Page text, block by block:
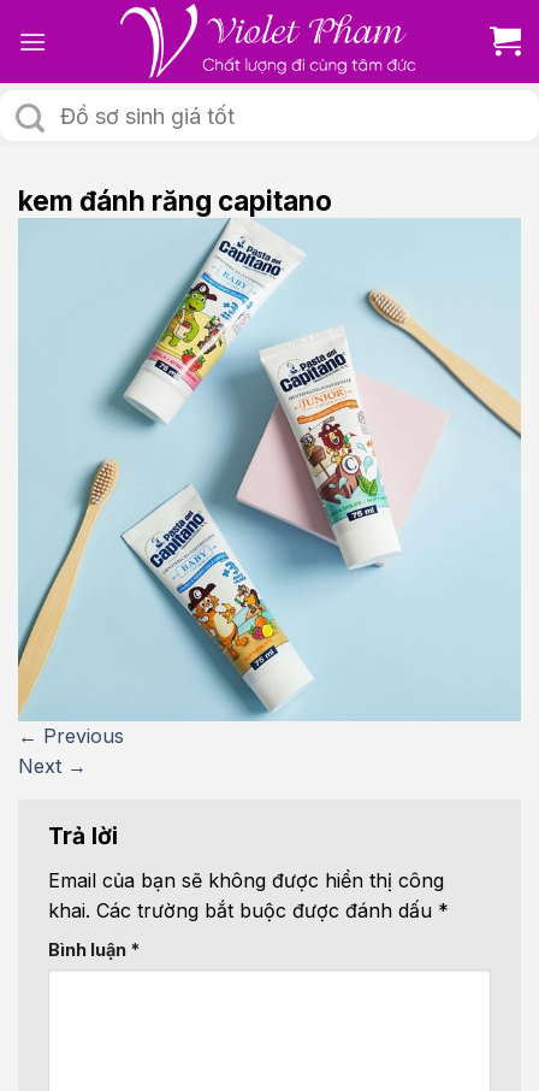
Tìm
kiếm:
kem đánh răng capitano
← Previous
Next →
Trả lời
Email của bạn sẽ không được hiển thị công
khai. Các trường bắt buộc được đánh dấu *
Bình luận *